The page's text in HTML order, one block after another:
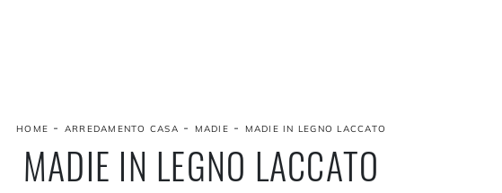
HOME - ARREDAMENTO CASA - MADIE - MADIE IN LEGNO LACCATO
MADIE IN LEGNO LACCATO